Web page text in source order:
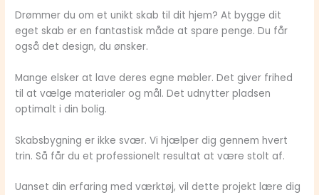
Drømmer du om et unikt skab til dit hjem? At bygge dit
eget skab er en fantastisk måde at spare penge. Du får
også det design, du ønsker.
Mange elsker at lave deres egne møbler. Det giver frihed
til at vælge materialer og mål. Det udnytter pladsen
optimalt i din bolig.
Skabsbygning er ikke svær. Vi hjælper dig gennem hvert
trin. Så får du et professionelt resultat at være stolt af.
Uanset din erfaring med værktøj, vil dette projekt lære dig